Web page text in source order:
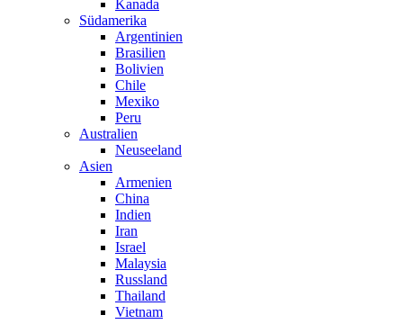
Kanada
Südamerika
Argentinien
Brasilien
Bolivien
Chile
Mexiko
Peru
Australien
Neuseeland
Asien
Armenien
China
Indien
Iran
Israel
Malaysia
Russland
Thailand
Vietnam